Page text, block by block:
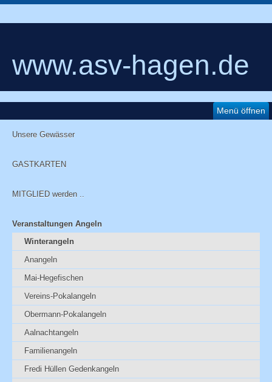
www.asv-hagen.de
Menü öffnen
Unsere Gewässer
GASTKARTEN
MITGLIED werden ..
Veranstaltungen Angeln
Winterangeln
Anangeln
Mai-Hegefischen
Vereins-Pokalangeln
Obermann-Pokalangeln
Aalnachtangeln
Familienangeln
Fredi Hüllen Gedenkangeln